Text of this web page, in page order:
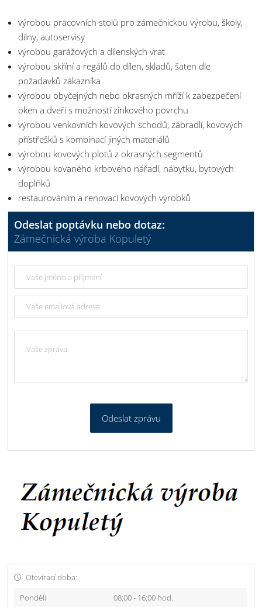
výrobou pracovních stolů pro zámečnickou výrobu, školy,
dílny, autoservisy
výrobou garážových a dílenských vrat
výrobou skříní a regálů do dílen, skladů, šaten dle
požadavků zákazníka
výrobou obyčejných nebo okrasných mříží k zabezpečení
oken a dveří s možností zinkového povrchu
výrobou venkovních kovových schodů, zábradlí, kovových
přístřešků s kombinací jiných materiálů
výrobou kovových plotů z okrasných segmentů
výrobou kovaného krbového nářadí, nábytku, bytových
doplňků
restaurováním a renovací kovových výrobků
Odeslat poptávku nebo dotaz:
Zámečnická výroba Kopuletý
Odeslat zprávu
Otevírací doba:
Pondělí
08:00 - 16:00 hod.